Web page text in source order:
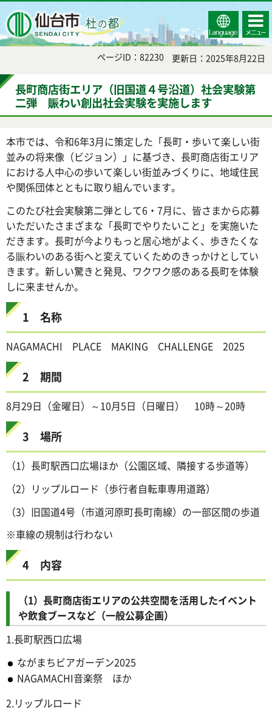
Select
Language
コンテ
ンツメ
ニュー
ページID：82230 更新日：2025年8月22日
長町商店街エリア（旧国道４号沿道）社会実験第
二弾 賑わい創出社会実験を実施します
本市では、令和6年3月に策定した「長町・歩いて楽しい街
並みの将来像（ビジョン）」に基づき、長町商店街エリア
における人中心の歩いて楽しい街並みづくりに、地域住民
や関係団体とともに取り組んでいます。
このたび社会実験第二弾として6・7月に、皆さまから応募
いただいたさまざまな「長町でやりたいこと」を実施いた
だきます。長町が今よりもっと居心地がよく、歩きたくな
る賑わいのある街へと変えていくためのきっかけとしてい
きます。新しい驚きと発見、ワクワク感のある長町を体験
しに来ませんか。
1 名称
NAGAMACHI PLACE MAKING CHALLENGE 2025
2 期間
8月29日（金曜日）～10月5日（日曜日） 10時～20時
3 場所
（1）長町駅西口広場ほか（公園区域、隣接する歩道等）
（2）リップルロード（歩行者自転車専用道路）
（3）旧国道4号（市道河原町長町南線）の一部区間の歩道
※車線の規制は行わない
4 内容
（1）長町商店街エリアの公共空間を活用したイベント
や飲食ブースなど（一般公募企画）
1.長町駅西口広場
ながまちビアガーデン2025
NAGAMACHI音楽祭 ほか
2.リップルロード